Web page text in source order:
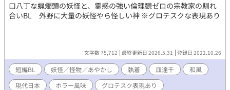
口八丁な蝋燭頭の妖怪と、霊感の強い倫理観ゼロの宗教家の馴れ
合いBL 外野に大量の妖怪やら怪しい神 ※グロテスクな表現あり
文字数 75,712 最終更新日 2026.5.31 登録日 2022.10.26
短編BL 妖怪／怪物／あやかし 執着 皿達千
和風
現代日本
ホラー風味 グロテスク表現あり